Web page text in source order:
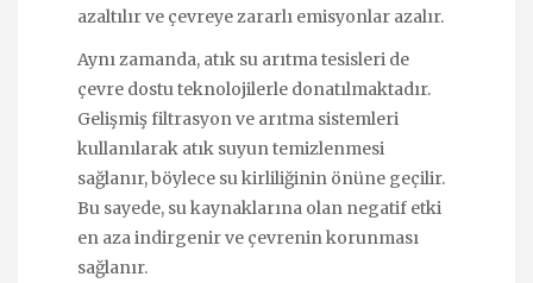
azaltılır ve çevreye zararlı emisyonlar azalır.
Aynı zamanda, atık su arıtma tesisleri de
çevre dostu teknolojilerle donatılmaktadır.
Gelişmiş filtrasyon ve arıtma sistemleri
kullanılarak atık suyun temizlenmesi
sağlanır, böylece su kirliliğinin önüne geçilir.
Bu sayede, su kaynaklarına olan negatif etki
en aza indirgenir ve çevrenin korunması
sağlanır.